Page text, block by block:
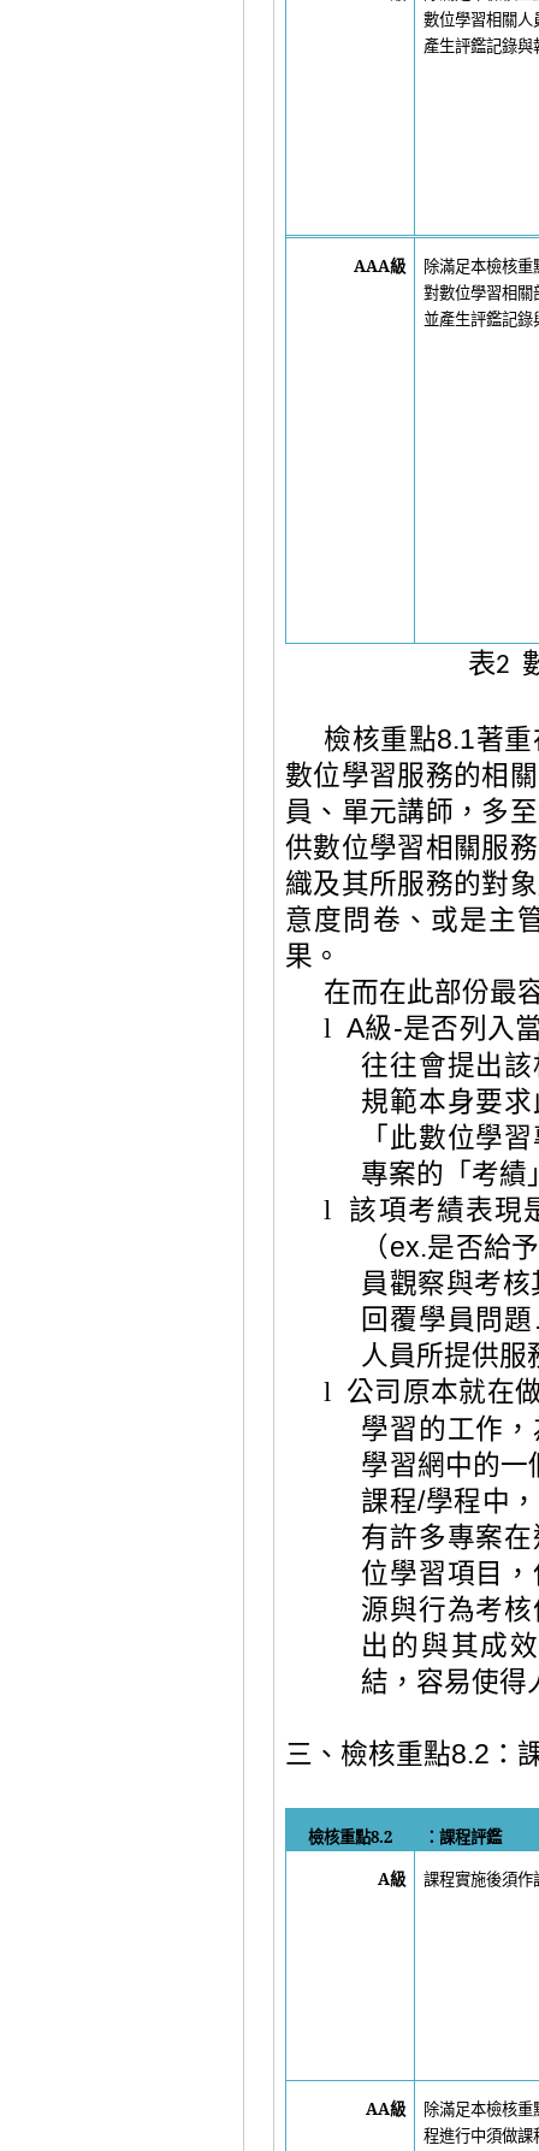
數位學習相關
產生評鑑記錄與
AAA級
除滿足本檢核重
對數位學習相
並產生評鑑記錄
表2
檢核重點8.1著
數位學習服務的相
員、單元講師，多
供數位學習相關服
織及其所服務的對
意度問卷、或是主
果。
在而在此部份最
l A級-是否列入
往往會提出
規範本身要
「此數位學
專案的「考績
l
該項考績表現
（ex.是否給
員觀察與考
回覆學員問題
人員所提供
l 公司原本就在
學習的工作
學習網中的一
課程/學程中
有許多專案
位學習項目
源與行為考
出的與其成
結，容易使得
三、檢核重點8.2 ：
檢核重點8.2
：課程評鑑
A級 課程實施後須
AA級
除滿足本檢核重
程進行中須做